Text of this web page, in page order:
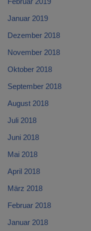
Januar 2019
Dezember 2018
November 2018
Oktober 2018
September 2018
August 2018
Juli 2018
Juni 2018
Mai 2018
April 2018
März 2018
Februar 2018
Januar 2018